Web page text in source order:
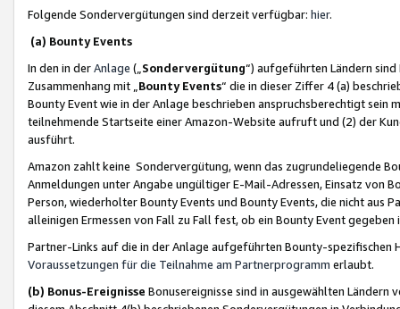
Folgende Sondervergütungen sind derzeit verfügbar: hier.
(a) Bounty Events
In den in derAnlage („ Sondervergütung“) aufgeführten Ländern
Zusammenhang mit „ Bounty Events“ die in dieser Ziffer 4 (a)
Bounty Event wie in der Anlage beschrieben anspruchsberechtigt sein
teilnehmende Startseite einer Amazon-Website aufruft und (2) der
ausführt.
Amazon zahlt keine Sondervergütung, wenn das zugrundeliegende
Anmeldungen unter Angabe ungültiger E-Mail-Adressen, Einsatz von
Person, wiederholter Bounty Events und Bounty Events, die nicht
alleinigen Ermessen von Fall zu Fall fest, ob ein Bounty Event
Partner-Links auf die in der Anlage aufgeführten Bounty-spezifischen
Voraussetzungen für die Teilnahme am Partnerprogramm erlaubt.
(b) Bonus-Ereignisse Bonusereignisse sind in ausgewählten Ländern